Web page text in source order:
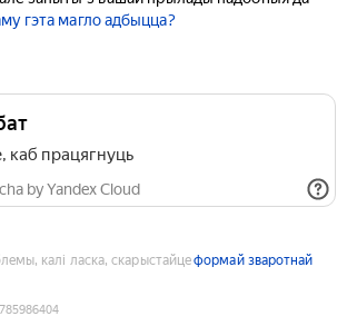
гэта магло адбыцца?
каб працягнуць
by Yandex Cloud
калі ласка, скарыстайцеформай зваротнай